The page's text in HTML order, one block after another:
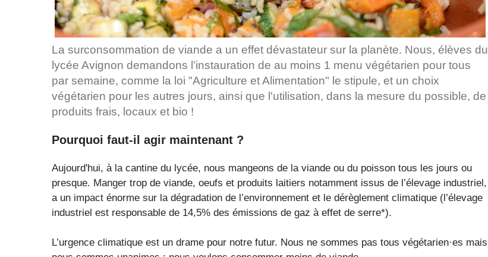
La surconsommation de viande a un effet dévastateur sur la planète. Nous, élèves du
lycée Avignon demandons l’instauration de au moins 1 menu végétarien pour tous
par semaine, comme la loi "Agriculture et Alimentation" le stipule, et un choix
végétarien pour les autres jours, ainsi que l'utilisation, dans la mesure du possible, de
produits frais, locaux et bio !
Pourquoi faut-il agir maintenant ?
Aujourd'hui, à la cantine du lycée, nous mangeons de la viande ou du poisson tous les jours ou
presque. Manger trop de viande, oeufs et produits laitiers notamment issus de l’élevage industriel,
a un impact énorme sur la dégradation de l’environnement et le dérèglement climatique (l’élevage
industriel est responsable de 14,5% des émissions de gaz à effet de serre*).
L’urgence climatique est un drame pour notre futur. Nous ne sommes pas tous végétarien·es mais